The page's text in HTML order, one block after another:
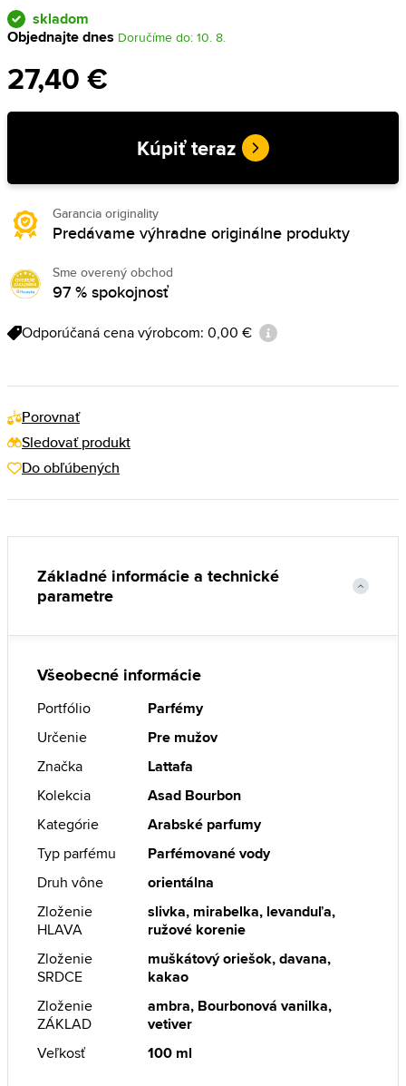
skladom
Objednajte dnes Doručíme do: 10. 8.
27,40 €
Kúpiť teraz
Garancia originality
Predávame výhradne originálne produkty
Sme overený obchod
97 % spokojnosť
Odporúčaná cena výrobcom: 0,00 €
Porovnať
Sledovať produkt
Do obľúbených
Základné informácie a technické
parametre
Všeobecné informácie
Portfólio
Parfémy
Určenie
Pre mužov
Značka
Lattafa
Kolekcia
Asad Bourbon
Kategórie
Arabské parfumy
Typ parfému
Parfémované vody
Druh vône
orientálna
Zloženie
HLAVA
slivka, mirabelka, levanduľa,
ružové korenie
Zloženie
SRDCE
muškátový oriešok, davana,
kakao
Zloženie
ZÁKLAD
ambra, Bourbonová vanilka,
vetiver
Veľkosť
100 ml